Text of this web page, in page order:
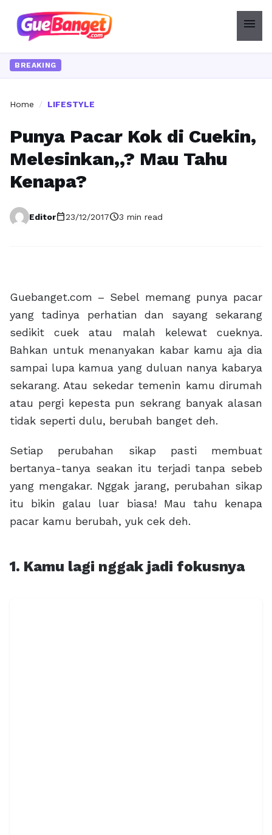
menu
BREAKING
Home / LIFESTYLE
Punya Pacar Kok di Cuekin,
Melesinkan,,? Mau Tahu
Kenapa?
Editorcalendar_today23/12/2017schedule3 min read
Guebanget.com – Sebel memang punya pacar
yang tadinya perhatian dan sayang sekarang
sedikit cuek atau malah kelewat cueknya.
Bahkan untuk menanyakan kabar kamu aja dia
sampai lupa kamua yang duluan nanya kabarya
sekarang. Atau sekedar temenin kamu dirumah
atau pergi kepesta pun sekrang banyak alasan
tidak seperti dulu, berubah banget deh.
Setiap perubahan sikap pasti membuat
bertanya-tanya seakan itu terjadi tanpa sebeb
yang mengakar. Nggak jarang, perubahan sikap
itu bikin galau luar biasa! Mau tahu kenapa
pacar kamu berubah, yuk cek deh.
1. Kamu lagi nggak jadi fokusnya